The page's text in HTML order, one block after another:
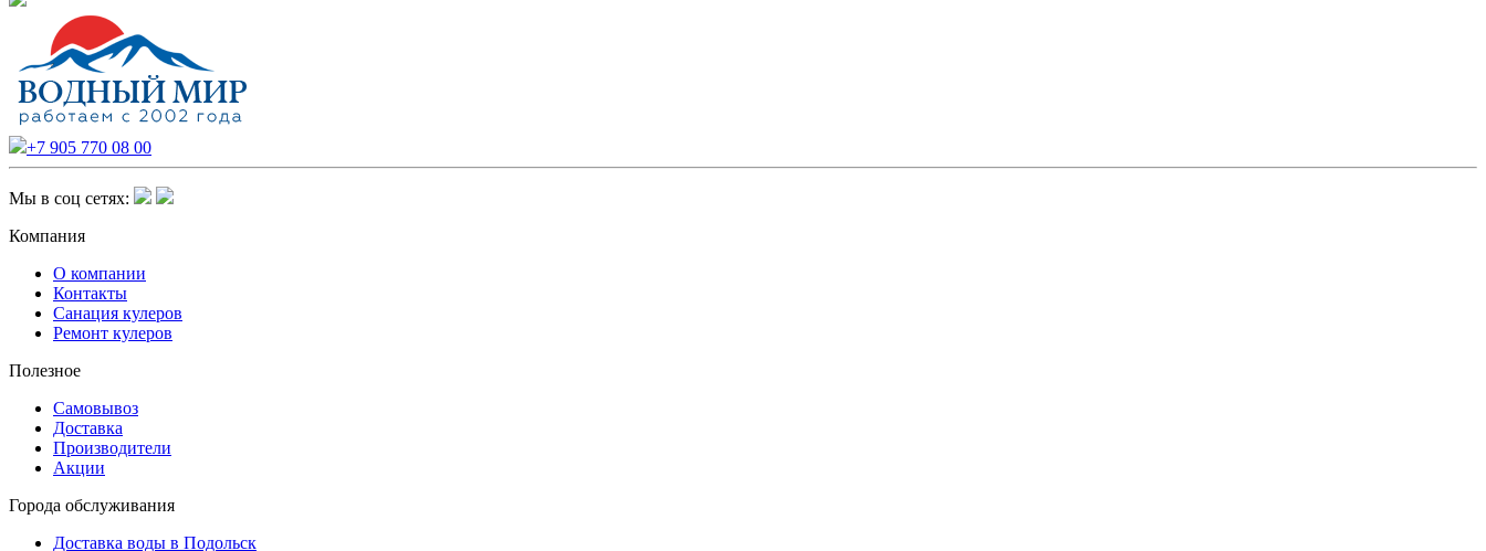
+7 905 770 08 00
Мы в соц сетях:
Компания
О компании
Контакты
Санация кулеров
Ремонт кулеров
Полезное
Самовывоз
Доставка
Производители
Акции
Города обслуживания
Доставка воды в Подольск